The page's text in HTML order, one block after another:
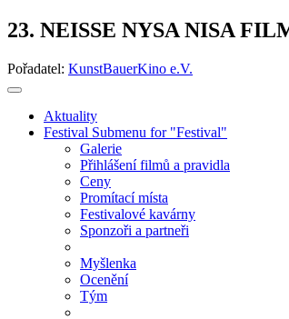
23. NEISSE NYSA NISA
Pořadatel: KunstBauerKino e.V.
Aktuality
Festival Submenu for "Festival"
Galerie
Přihlášení filmů a pravidla
Ceny
Promítací místa
Festivalové kavárny
Sponzoři a partneři
Myšlenka
Ocenění
Tým